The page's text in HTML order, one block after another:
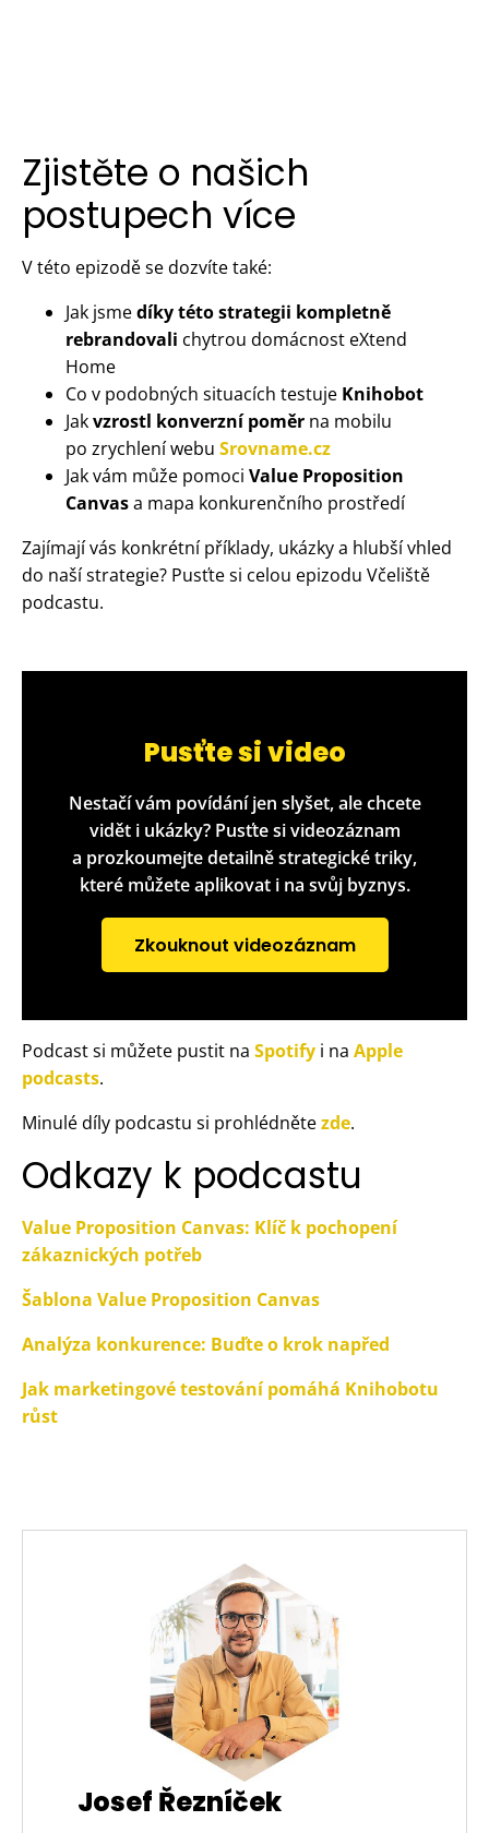
Zjistěte o našich
postupech více
V této epizodě se dozvíte také:
Jak jsmedíky této strategii kompletně
rebrandovali chytrou domácnost eXtend
Home
Co v podobných situacích testuje Knihobot
Jakvzrostl konverzní poměr na mobilu
po zrychlení webu Srovname.cz
Jak vám může pomoci Value Proposition
Canvasa mapa konkurenčního prostředí
Zajímají vás konkrétní příklady, ukázky a hlubší vhled
do naší strategie? Pusťte si celou epizodu Včeliště
podcastu.
Pusťte si video
Nestačí vám povídání jen slyšet, ale chcete
vidět i ukázky? Pusťte si videozáznam
a prozkoumejte detailně strategické triky,
které můžete aplikovat i na svůj byznys.
Zkouknout videozáznam
Podcast si můžete pustit na Spotify i na Apple
podcasts.
Minulé díly podcastu si prohlédnětezde.
Odkazy k podcastu
Value Proposition Canvas: Klíč k pochopení
zákaznických potřeb
Šablona Value Proposition Canvas
Analýza konkurence: Buďte o krok napřed
Jak marketingové testování pomáhá Knihobotu
růst
Josef Řezníček